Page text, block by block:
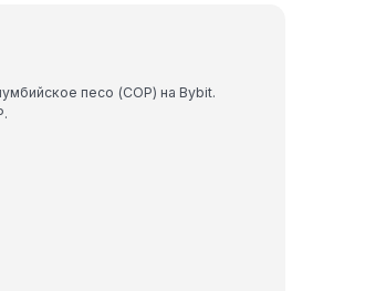
песо (COP) на Bybit.